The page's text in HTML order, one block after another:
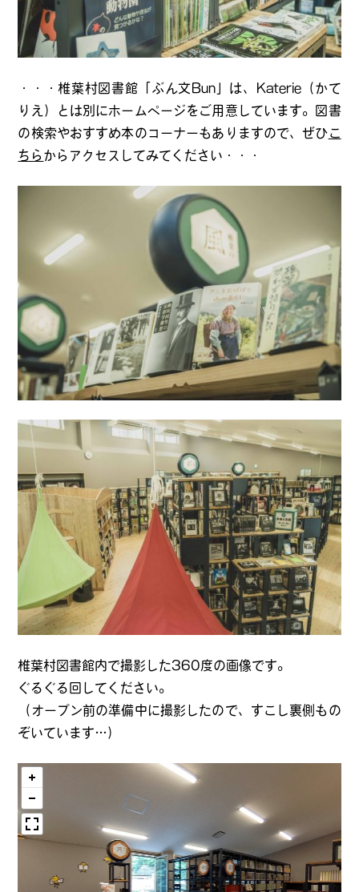
・・・椎葉村図書館「ぶん文Bun」は、Katerie（かて
りえ）とは別にホームページをご用意しています。図書
の検索やおすすめ本のコーナーもありますので、ぜひこ
ちら からアクセスしてみてください・・・
椎葉村図書館内で撮影した360度の画像です。
ぐるぐる回してください。
（オープン前の準備中に撮影したので、すこし裏側もの
ぞいています…）